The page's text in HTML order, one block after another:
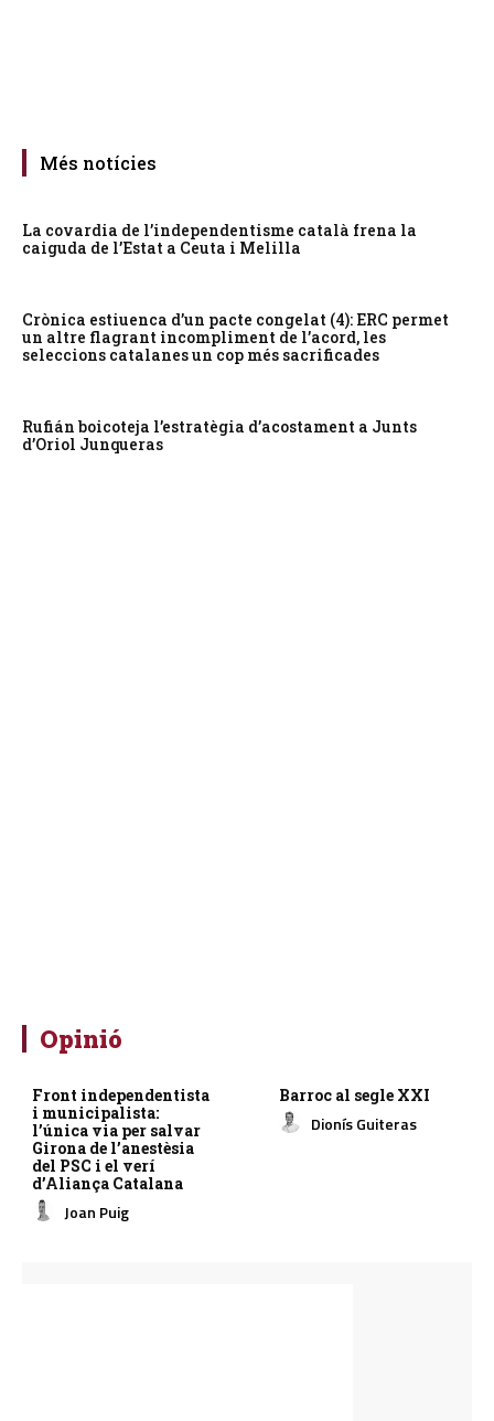
Més notícies
La covardia de l’independentisme català frena la
caiguda de l’Estat a Ceuta i Melilla
Crònica estiuenca d’un pacte congelat (4): ERC permet
un altre flagrant incompliment de l’acord, les
seleccions catalanes un cop més sacrificades
Rufián boicoteja l’estratègia d’acostament a Junts
d’Oriol Junqueras
Opinió
Front independentista
i municipalista:
l’única via per salvar
Girona de l’anestèsia
del PSC i el verí
d’Aliança Catalana
Joan Puig
Barroc al segle XXI
Dionís Guiteras